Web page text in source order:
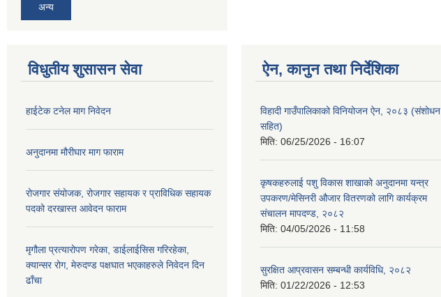
अन्य
विधुतीय शुसासन सेवा
हाईटेक टनेल माग निवेदन
अनुदानमा मौरीघार माग फाराम
रोजगार संयोजक, रोजगार सहायक र प्राविधिक सहायक
पदको दरखास्त आवेदन फाराम
मृगौला प्रत्यारोपण गरेका, डाईलाईसिस गरिरहेका,
क्यान्सर रोग, मेरुदण्ड पक्षघात भएकाहरुले निवेदन दिन
ढाँचा
ऐन, कानुन तथा निर्देशिका
विहादी गाउँपालिकाको विनियोजन ऐन, २०८३ (संशोधन
सहित)
मिति: 06/25/2026 - 16:07
कृषकहरुलाई पशु विकास शाखाको अनुदानमा यन्त्र
उपकरण/मेसिनरी औजार वितरणको लागि कार्यक्रम
संचालन मापदण्ड, २०८२
मिति: 04/05/2026 - 11:58
सुरक्षित आप्रवासन सम्बन्धी कार्यविधि, २०८२
मिति: 01/22/2026 - 12:53